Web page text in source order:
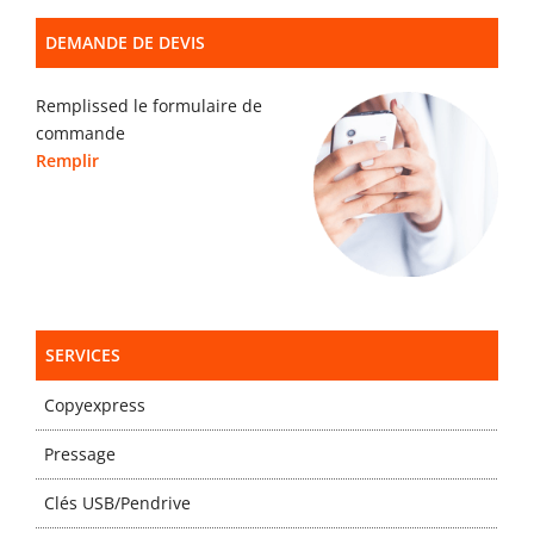
DEMANDE DE DEVIS
Remplissed le formulaire de
commande
Remplir
SERVICES
Copyexpress
Pressage
Clés USB/Pendrive